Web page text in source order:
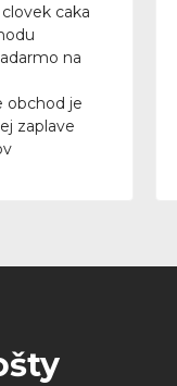
caka
na
obchod je
zaplave